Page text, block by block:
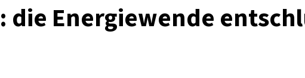
die Energiewende